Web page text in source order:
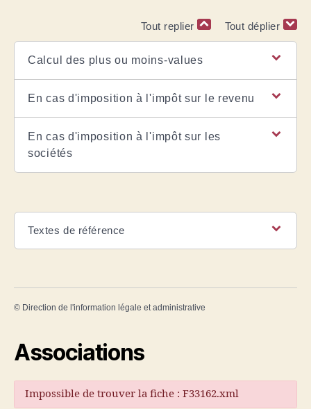
Tout replier Tout déplier
Calcul des plus ou moins-values
En cas d'imposition à l'impôt sur le revenu
En cas d'imposition à l'impôt sur les
sociétés
Textes de référence
© Direction de l'information légale et administrative
Associations
Impossible de trouver la fiche : F33162.xml